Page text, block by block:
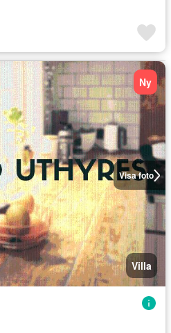
Visa foto
Ny
Villa